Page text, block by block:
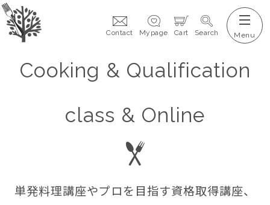
Contact Mypage Cart Search
Cooking & Qualification
class & Online
単発料理講座やプロを目指す資格取得講座、